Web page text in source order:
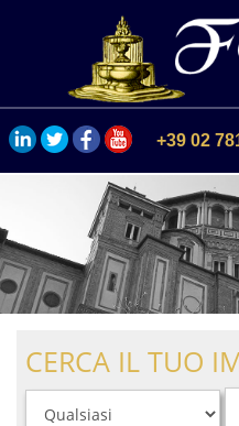
+39 02
CERCA IL TUO